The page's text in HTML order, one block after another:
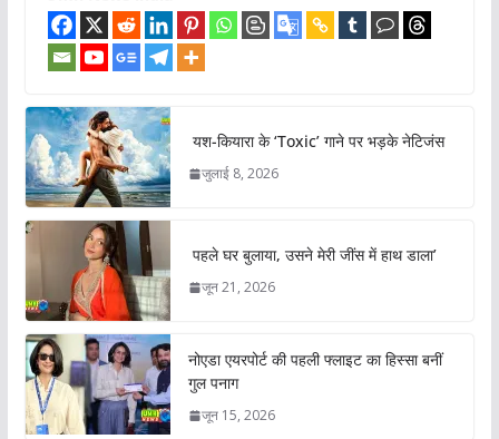
यश-कियारा के ‘Toxic’ गाने पर भड़के नेटिजंस
जुलाई 8, 2026
पहले घर बुलाया, उसने मेरी जींस में हाथ डाला’
जून 21, 2026
नोएडा एयरपोर्ट की पहली फ्लाइट का हिस्सा बनीं
गुल पनाग
जून 15, 2026